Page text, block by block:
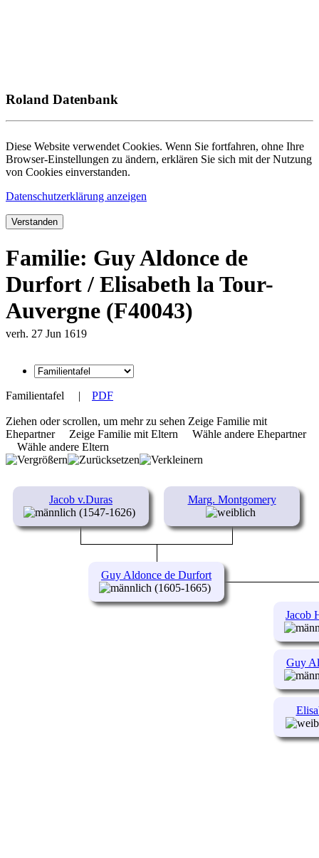
Roland Datenbank
Diese Website verwendet Cookies. Wenn Sie fortfahren, ohne Ihre
Browser-Einstellungen zu ändern, erklären Sie sich mit der Nutzung
von Cookies einverstanden.
Datenschutzerklärung anzeigen
Verstanden
Familie: Guy Aldonce de
Durfort / Elisabeth la Tour-
Auvergne (F40043)
verh. 27 Jun 1619
Familientafel | PDF
Ziehen oder scrollen, um mehr zu sehen Zeige Familie mit
Ehepartner
Zeige Familie mit Eltern
Wähle andere Ehepartner
Wähle andere Eltern
Jacob v.Duras
(1547-1626)
Marg. Montgomery
Guy Aldonce de Durfort
(1605-1665)
Jacob
Guy